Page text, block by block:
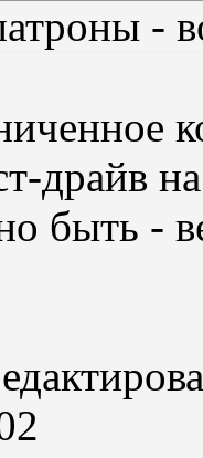
-
драйв
быть -